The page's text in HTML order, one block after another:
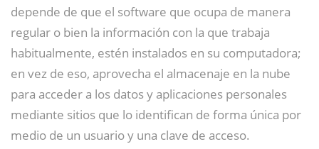
depende de que el software que ocupa de manera
regular o bien la información con la que trabaja
habitualmente, estén instalados en su computadora;
en vez de eso, aprovecha el almacenaje en la nube
para acceder a los datos y aplicaciones personales
mediante sitios que lo identifican de forma única por
medio de un usuario y una clave de acceso.